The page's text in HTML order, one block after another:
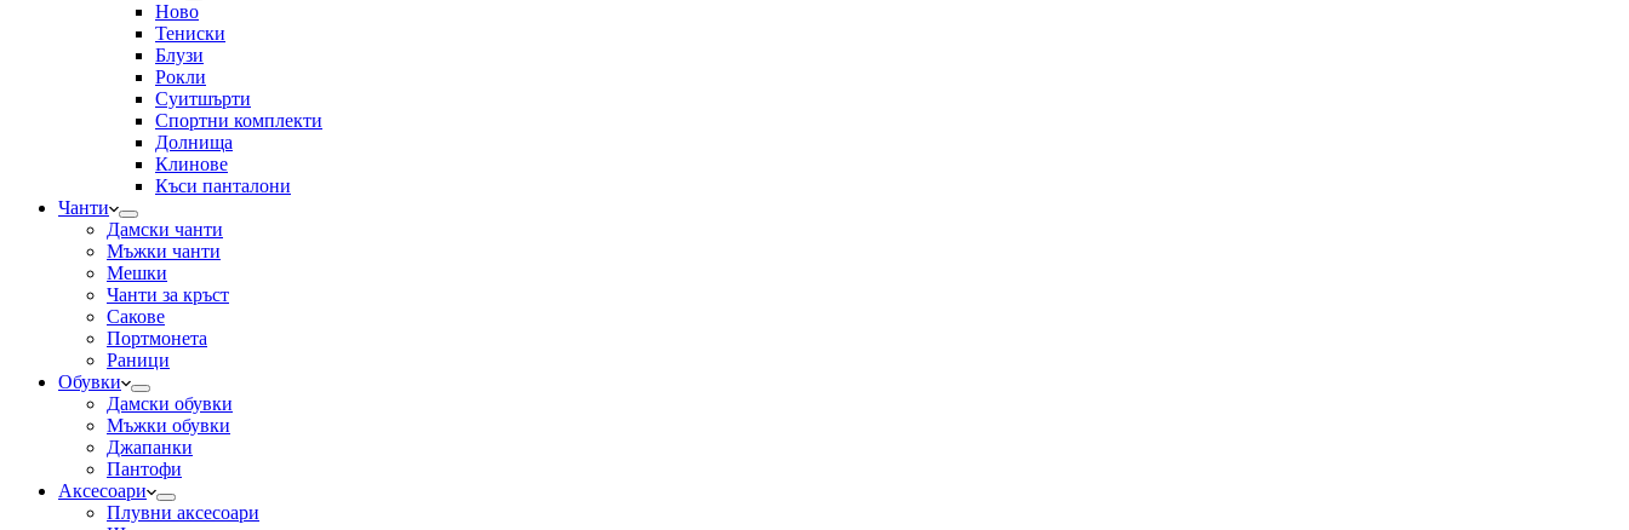
Ново
Тениски
Блузи
Рокли
Суитшърти
Спортни комплекти
Долнища
Клинове
Къси панталони
Чанти
Дамски чанти
Мъжки чанти
Мешки
Чанти за кръст
Сакове
Портмонета
Раници
Обувки
Дамски обувки
Мъжки обувки
Джапанки
Пантофи
Аксесоари
Плувни аксесоари